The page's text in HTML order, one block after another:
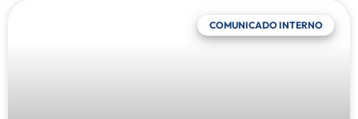
COMUNICADO INTERNO